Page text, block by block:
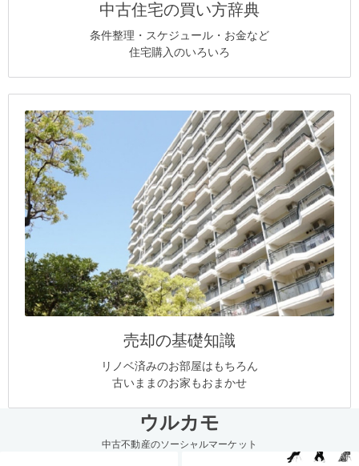
中古住宅の買い方辞典
条件整理・スケジュール・お金など
住宅購入のいろいろ
売却の基礎知識
リノベ済みのお部屋はもちろん
古いままのお家もおまかせ
ウルカモ
中古不動産のソーシャルマーケット